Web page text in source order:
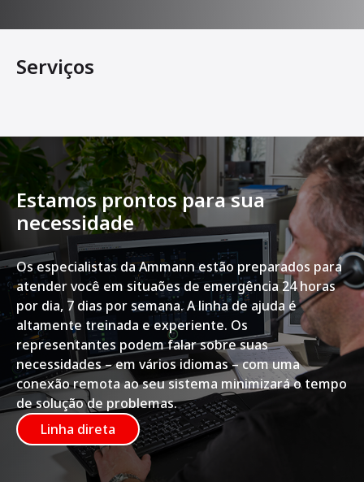
Serviços
Estamos prontos para sua
necessidade
Os especialistas da Ammann estão preparados para
atender você em situaões de emergência 24 horas
por dia, 7 dias por semana. A linha de ajuda é
altamente treinada e experiente. Os
representantes podem falar sobre suas
necessidades – em vários idiomas – com uma
conexão remota ao seu sistema minimizará o tempo
de solução de problemas.
Linha direta